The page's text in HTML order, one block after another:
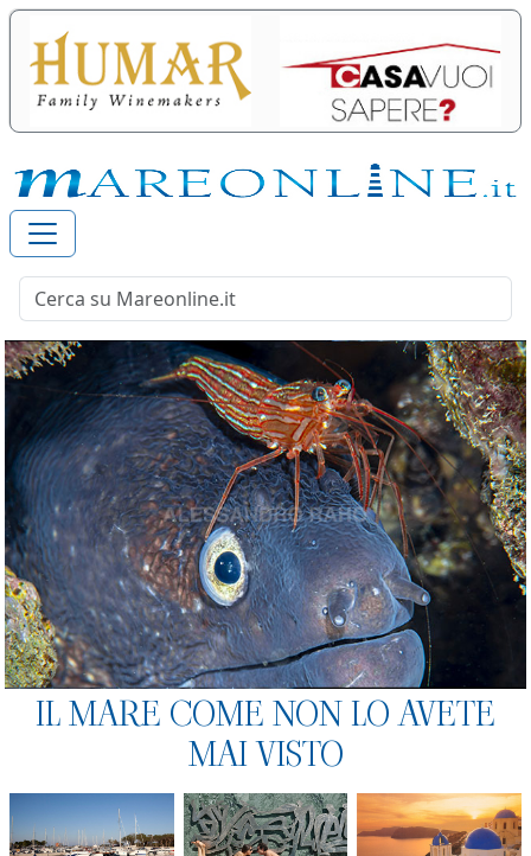
IL MARE COME NON LO AVETE
MAI VISTO